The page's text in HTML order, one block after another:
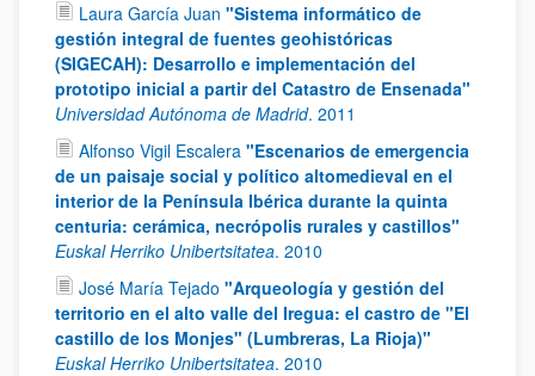
Laura García Juan "Sistema informático de
gestión integral de fuentes geohistóricas
(SIGECAH): Desarrollo e implementación del
prototipo inicial a partir del Catastro de Ensenada"
Universidad Autónoma de Madrid. 2011
Alfonso Vigil Escalera "Escenarios de emergencia
de un paisaje social y político altomedieval en el
interior de la Península Ibérica durante la quinta
centuria: cerámica, necrópolis rurales y castillos"
Euskal Herriko Unibertsitatea. 2010
José María Tejado "Arqueología y gestión del
territorio en el alto valle del Iregua: el castro de "El
castillo de los Monjes" (Lumbreras, La Rioja)"
Euskal Herriko Unibertsitatea. 2010